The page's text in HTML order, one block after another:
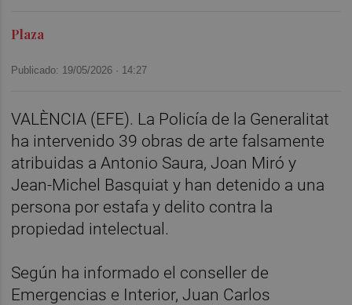
Plaza
Publicado: 19/05/2026 · 14:27
VALÈNCIA (EFE). La Policía de la Generalitat
ha intervenido 39 obras de arte falsamente
atribuidas a Antonio Saura, Joan Miró y
Jean-Michel Basquiat y han detenido a una
persona por estafa y delito contra la
propiedad intelectual.
Según ha informado el conseller de
Emergencias e Interior, Juan Carlos